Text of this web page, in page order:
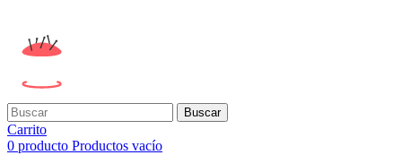
Buscar
Carrito
0 producto Productos vacío